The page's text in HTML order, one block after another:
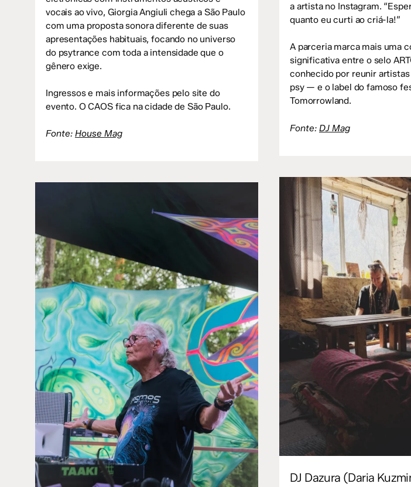
vocais ao vivo, Giorgia Angiuli chega a São Paulo
com uma proposta sonora diferente de suas
apresentações habituais, focando no universo
do psytrance com toda a intensidade que o
gênero exige.
Ingressos e mais informações pelo site do
evento. O CAOS fica na cidade de São Paulo.
Fonte: House Mag
a artista no Instagram.
quanto eu curti ao criá-la!”
A parceria marca mais uma
significativa entre o selo
conhecido por reunir
psy — e o label do famoso
Tomorrowland.
Fonte: DJ Mag
DJ Dazura (Daria